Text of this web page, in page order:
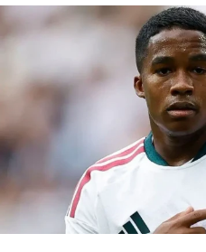
tuaj, pa probleme me ujin dhe
globale”, shtoi Çebi.
Reagimi i Salahut u bë
Egjiptiani u pa duke prekur
ndërsa iu përgjigj kryetarit të
“Faleminderit”, përpara se
Salah ka nisur kështu një
Trabzonsporin, klub me të